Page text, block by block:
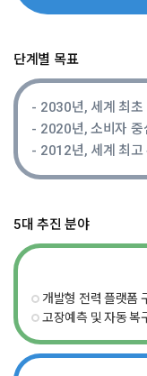
단계별 목표
2030년, 세계 최초
2020년, 소비자 중
2012년, 세계 최고
5대 추진 분야
개발형 전력 플랫폼
고장예측 및 자동 복